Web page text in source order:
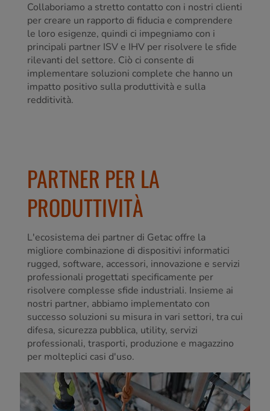
Collaboriamo a stretto contatto con i nostri clienti
per creare un rapporto di fiducia e comprendere
le loro esigenze, quindi ci impegniamo con i
principali partner ISV e IHV per risolvere le sfide
rilevanti del settore. Ciò ci consente di
implementare soluzioni complete che hanno un
impatto positivo sulla produttività e sulla
redditività.
PARTNER PER LA
PRODUTTIVITÀ
L'ecosistema dei partner di Getac offre la
migliore combinazione di dispositivi informatici
rugged, software, accessori, innovazione e servizi
professionali progettati specificamente per
risolvere complesse sfide industriali. Insieme ai
nostri partner, abbiamo implementato con
successo soluzioni su misura in vari settori, tra cui
difesa, sicurezza pubblica, utility, servizi
professionali, trasporti, produzione e magazzino
per molteplici casi d'uso.